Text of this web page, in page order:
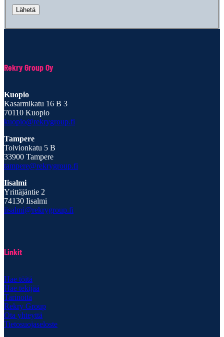
Rekry Group Oy
Kuopio
Kasarmikatu 16 B 3
70110 Kuopio
kuopio@rekrygroup.fi
Tampere
Toivionkatu 5 B
33900 Tampere
tampere@rekrygroup.fi
Iisalmi
Yrittäjäntie 2
74130 Iisalmi
iisalmi@rekrygroup.fi
Linkit
Hae töitä
Hae tekijää
Tarinoita
Rekry Group
Ota yhteyttä
Tietosuojaseloste